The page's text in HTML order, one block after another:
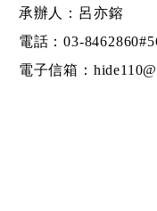
承辦人：呂亦鎔
電話：03-
電子信箱：